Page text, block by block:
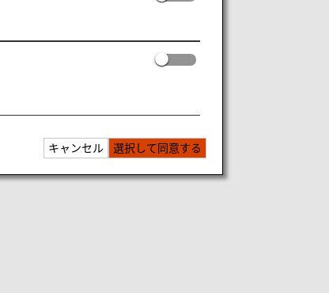
選択して同意する
キャンセル